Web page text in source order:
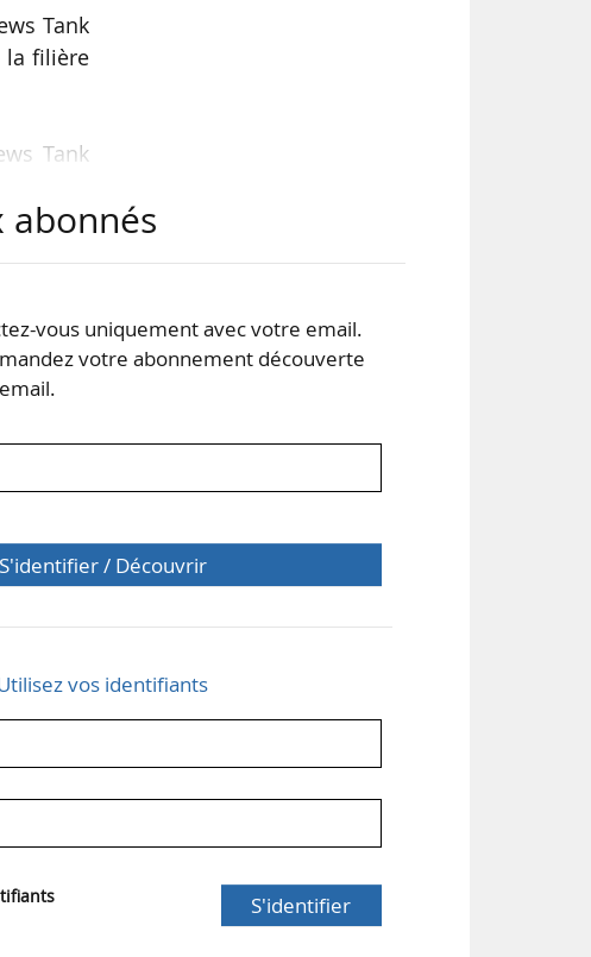
Tank
la filière
Tank
abonnés
vous uniquement avec votre email.
votre abonnement découverte
S'identifier / Découvrir
vos identifiants
S'identifier